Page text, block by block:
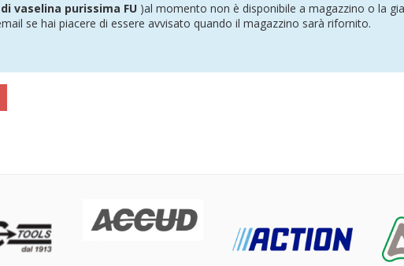
vaselina purissima FU )al momento non è disponibile a magazzino o la
se hai piacere di essere avvisato quando il magazzino sarà rifornito.